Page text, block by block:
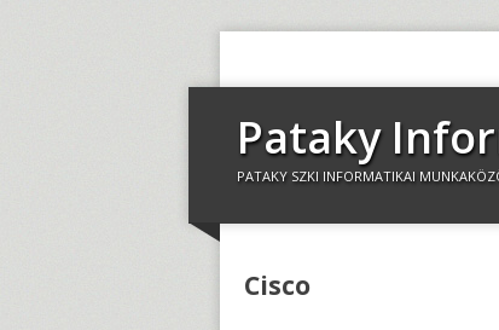
Pataky
PATAKY SZKI INFORMATIKAI
Cisco